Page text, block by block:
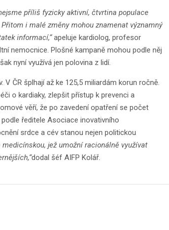
příliš fyzicky aktivní, čtvrtina populace
i malé změny mohou znamenat významný
informací,“apeluje kardiolog, profesor
nemocnice. Plošné kampaně mohou podle něj
nyní využívá jen polovina z lidí.
ČR šplhají až ke 125,5 miliardám korun ročně.
o kardiaky, zlepšit přístup k prevenci a
věří, že po zavedení opatření se počet
ředitele Asociace inovativního
srdce a cév stanou nejen politickou
medicínskou, jež umožní racionálně využívat
dodal šéf AIFP Kolář.